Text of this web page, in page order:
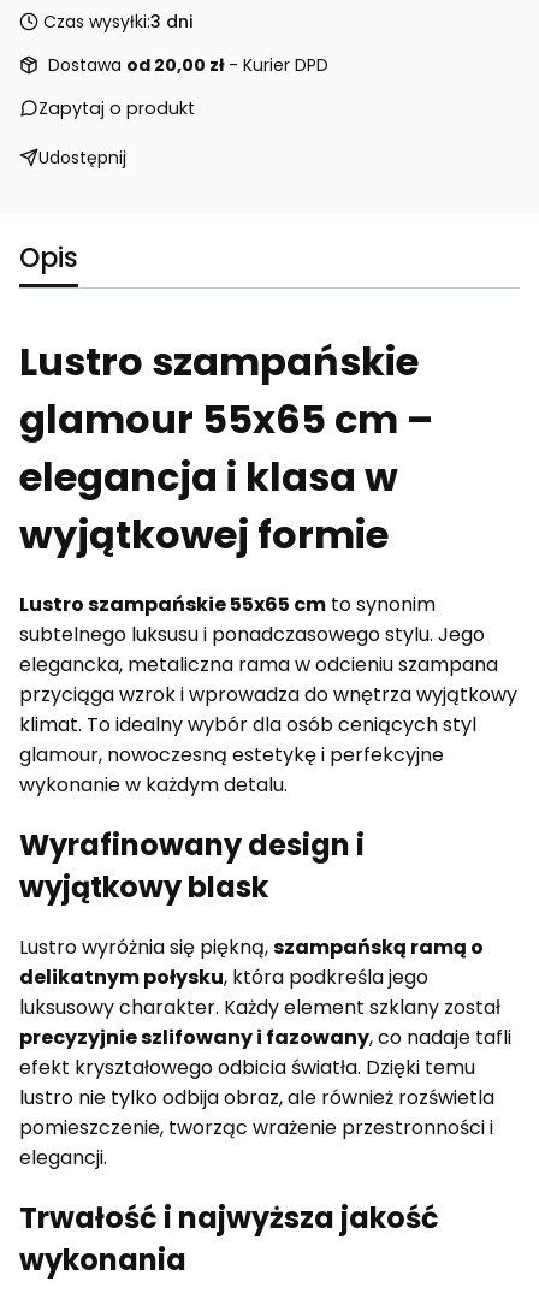
Czas wysyłki:3 dni
Dostawa od 20,00 zł - Kurier DPD
Zapytaj o produkt
Udostępnij
Opis
Lustro szampańskie
glamour 55x65 cm –
elegancja i klasa w
wyjątkowej formie
Lustro szampańskie 55x65 cm to synonim
subtelnego luksusu i ponadczasowego stylu. Jego
elegancka, metaliczna rama w odcieniu szampana
przyciąga wzrok i wprowadza do wnętrza wyjątkowy
klimat. To idealny wybór dla osób ceniących styl
glamour, nowoczesną estetykę i perfekcyjne
wykonanie w każdym detalu.
Wyrafinowany design i
wyjątkowy blask
Lustro wyróżnia się piękną,szampańską ramą o
delikatnym połysku, która podkreśla jego
luksusowy charakter. Każdy element szklany został
precyzyjnie szlifowany i fazowany, co nadaje tafli
efekt kryształowego odbicia światła. Dzięki temu
lustro nie tylko odbija obraz, ale również rozświetla
pomieszczenie, tworząc wrażenie przestronności i
elegancji.
Trwałość i najwyższa jakość
wykonania